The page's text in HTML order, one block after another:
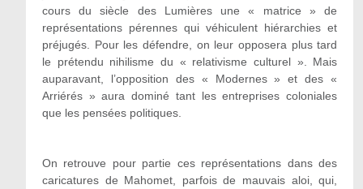
cours du siècle des Lumières une « matrice » de
représentations pérennes qui véhiculent hiérarchies et
préjugés. Pour les défendre, on leur opposera plus tard
le prétendu nihilisme du « relativisme culturel ». Mais
auparavant, l’opposition des « Modernes » et des «
Arriérés » aura dominé tant les entreprises coloniales
que les pensées politiques.
On retrouve pour partie ces représentations dans des
caricatures de Mahomet, parfois de mauvais aloi, qui,